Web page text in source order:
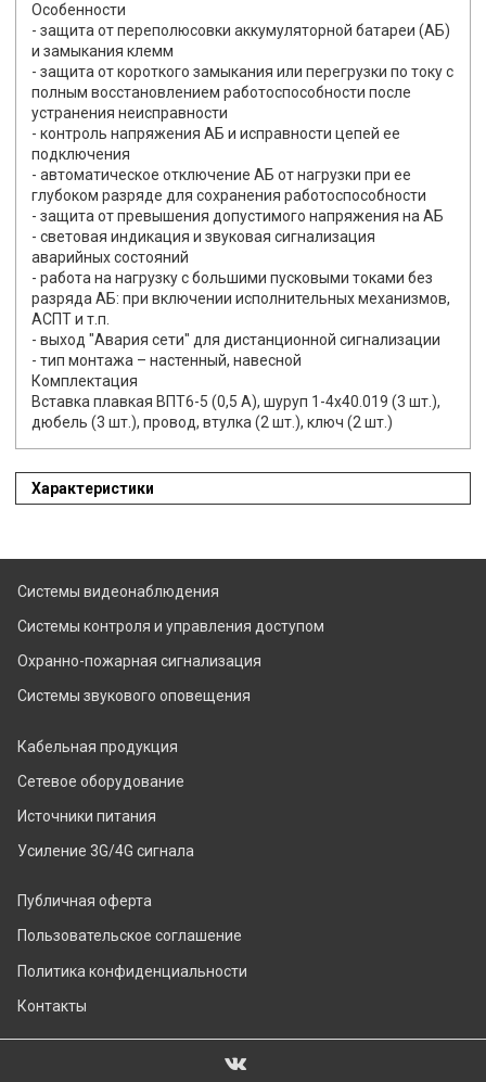
Особенности
- защита от переполюсовки аккумуляторной батареи (АБ)
и замыкания клемм
- защита от короткого замыкания или перегрузки по току с
полным восстановлением работоспособности после
устранения неисправности
- контроль напряжения АБ и исправности цепей ее
подключения
- автоматическое отключение АБ от нагрузки при ее
глубоком разряде для сохранения работоспособности
- защита от превышения допустимого напряжения на АБ
- световая индикация и звуковая сигнализация
аварийных состояний
- работа на нагрузку с большими пусковыми токами без
разряда АБ: при включении исполнительных механизмов,
АСПТ и т.п.
- выход "Авария сети" для дистанционной сигнализации
- тип монтажа – настенный, навесной
Комплектация
Вставка плавкая ВПТ6-5 (0,5 А), шуруп 1-4х40.019 (3 шт.),
дюбель (3 шт.), провод, втулка (2 шт.), ключ (2 шт.)
Характеристики
Системы видеонаблюдения
Системы контроля и управления доступом
Охранно-пожарная сигнализация
Системы звукового оповещения
Кабельная продукция
Сетевое оборудование
Источники питания
Усиление 3G/4G сигнала
Публичная оферта
Пользовательское соглашение
Политика конфиденциальности
Контакты